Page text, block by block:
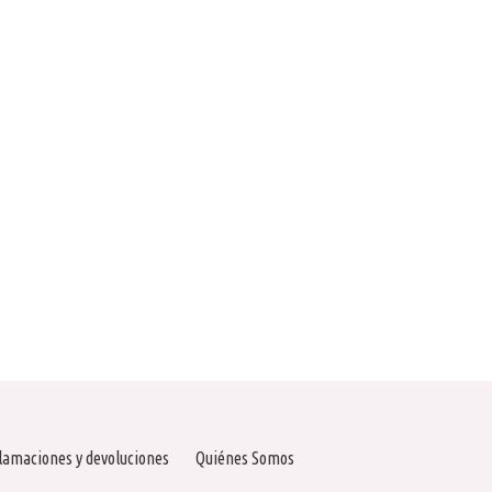
y devoluciones Quiénes Somos